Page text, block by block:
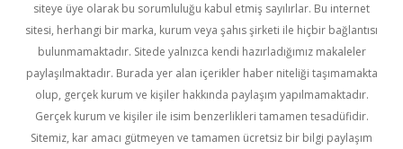
siteye üye olarak bu sorumluluğu kabul etmiş sayılırlar. Bu internet
sitesi, herhangi bir marka, kurum veya şahıs şirketi ile hiçbir bağlantısı
bulunmamaktadır. Sitede yalnızca kendi hazırladığımız makaleler
paylaşılmaktadır. Burada yer alan içerikler haber niteliği taşımamakta
olup, gerçek kurum ve kişiler hakkında paylaşım yapılmamaktadır.
Gerçek kurum ve kişiler ile isim benzerlikleri tamamen tesadüfidir.
Sitemiz, kar amacı gütmeyen ve tamamen ücretsiz bir bilgi paylaşım